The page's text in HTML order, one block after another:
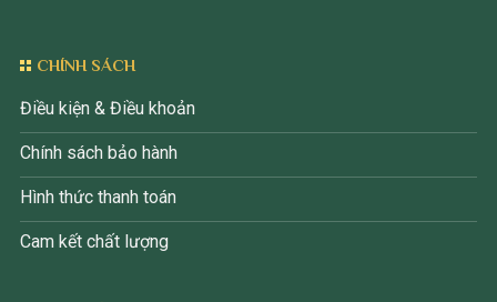
CHÍNH SÁCH
Điều kiện & Điều khoản
Chính sách bảo hành
Hình thức thanh toán
Cam kết chất lượng